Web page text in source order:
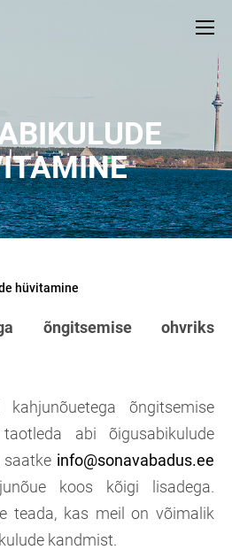
hüvitamine
õngitsemise ohvriks
õngitsemise
abi õigusabikulude
saatke info@sonavabadus.ee
koos kõigi lisadega.
teada, kas meil on võimalik
kandmist.